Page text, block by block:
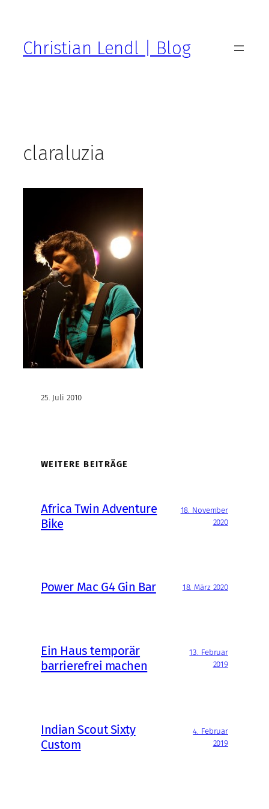
Christian Lendl | Blog
claraluzia
25. Juli 2010
WEITERE BEITRÄGE
Africa Twin Adventure
Bike
18. November
2020
Power Mac G4 Gin Bar 18. März 2020
Ein Haus temporär
barrierefrei machen
13. Februar
2019
Indian Scout Sixty
Custom
4. Februar
2019